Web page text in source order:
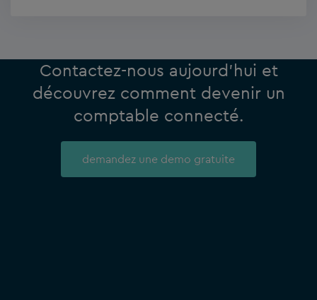
Contactez-nous aujourd’hui et
découvrez comment devenir un
comptable connecté.
demandez une demo gratuite